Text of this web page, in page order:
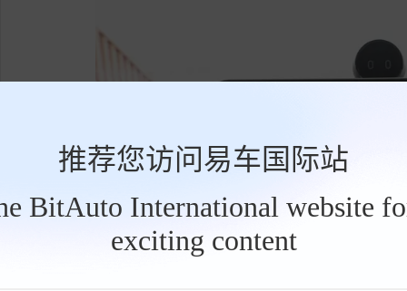
推荐您访问易车国际站
BitAuto International website
exciting content